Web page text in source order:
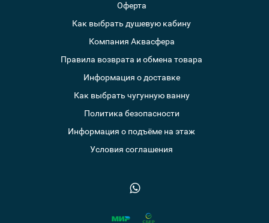
Оферта
Как выбрать душевую кабину
Компания Аквасфера
Правила возврата и обмена товара
Информация о доставке
Как выбрать чугунную ванну
Политика безопасности
Информация о подъёме на этаж
Условия соглашения